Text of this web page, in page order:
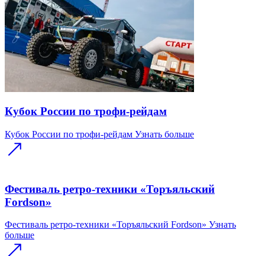
Кубок России по трофи-рейдам
Кубок России по трофи-рейдам Узнать больше
Фестиваль ретро-техники «Торъяльский
Fordson»
Фестиваль ретро-техники «Торъяльский Fordson» Узнать
больше